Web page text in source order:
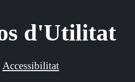
d'Utilitat
Accessibilitat